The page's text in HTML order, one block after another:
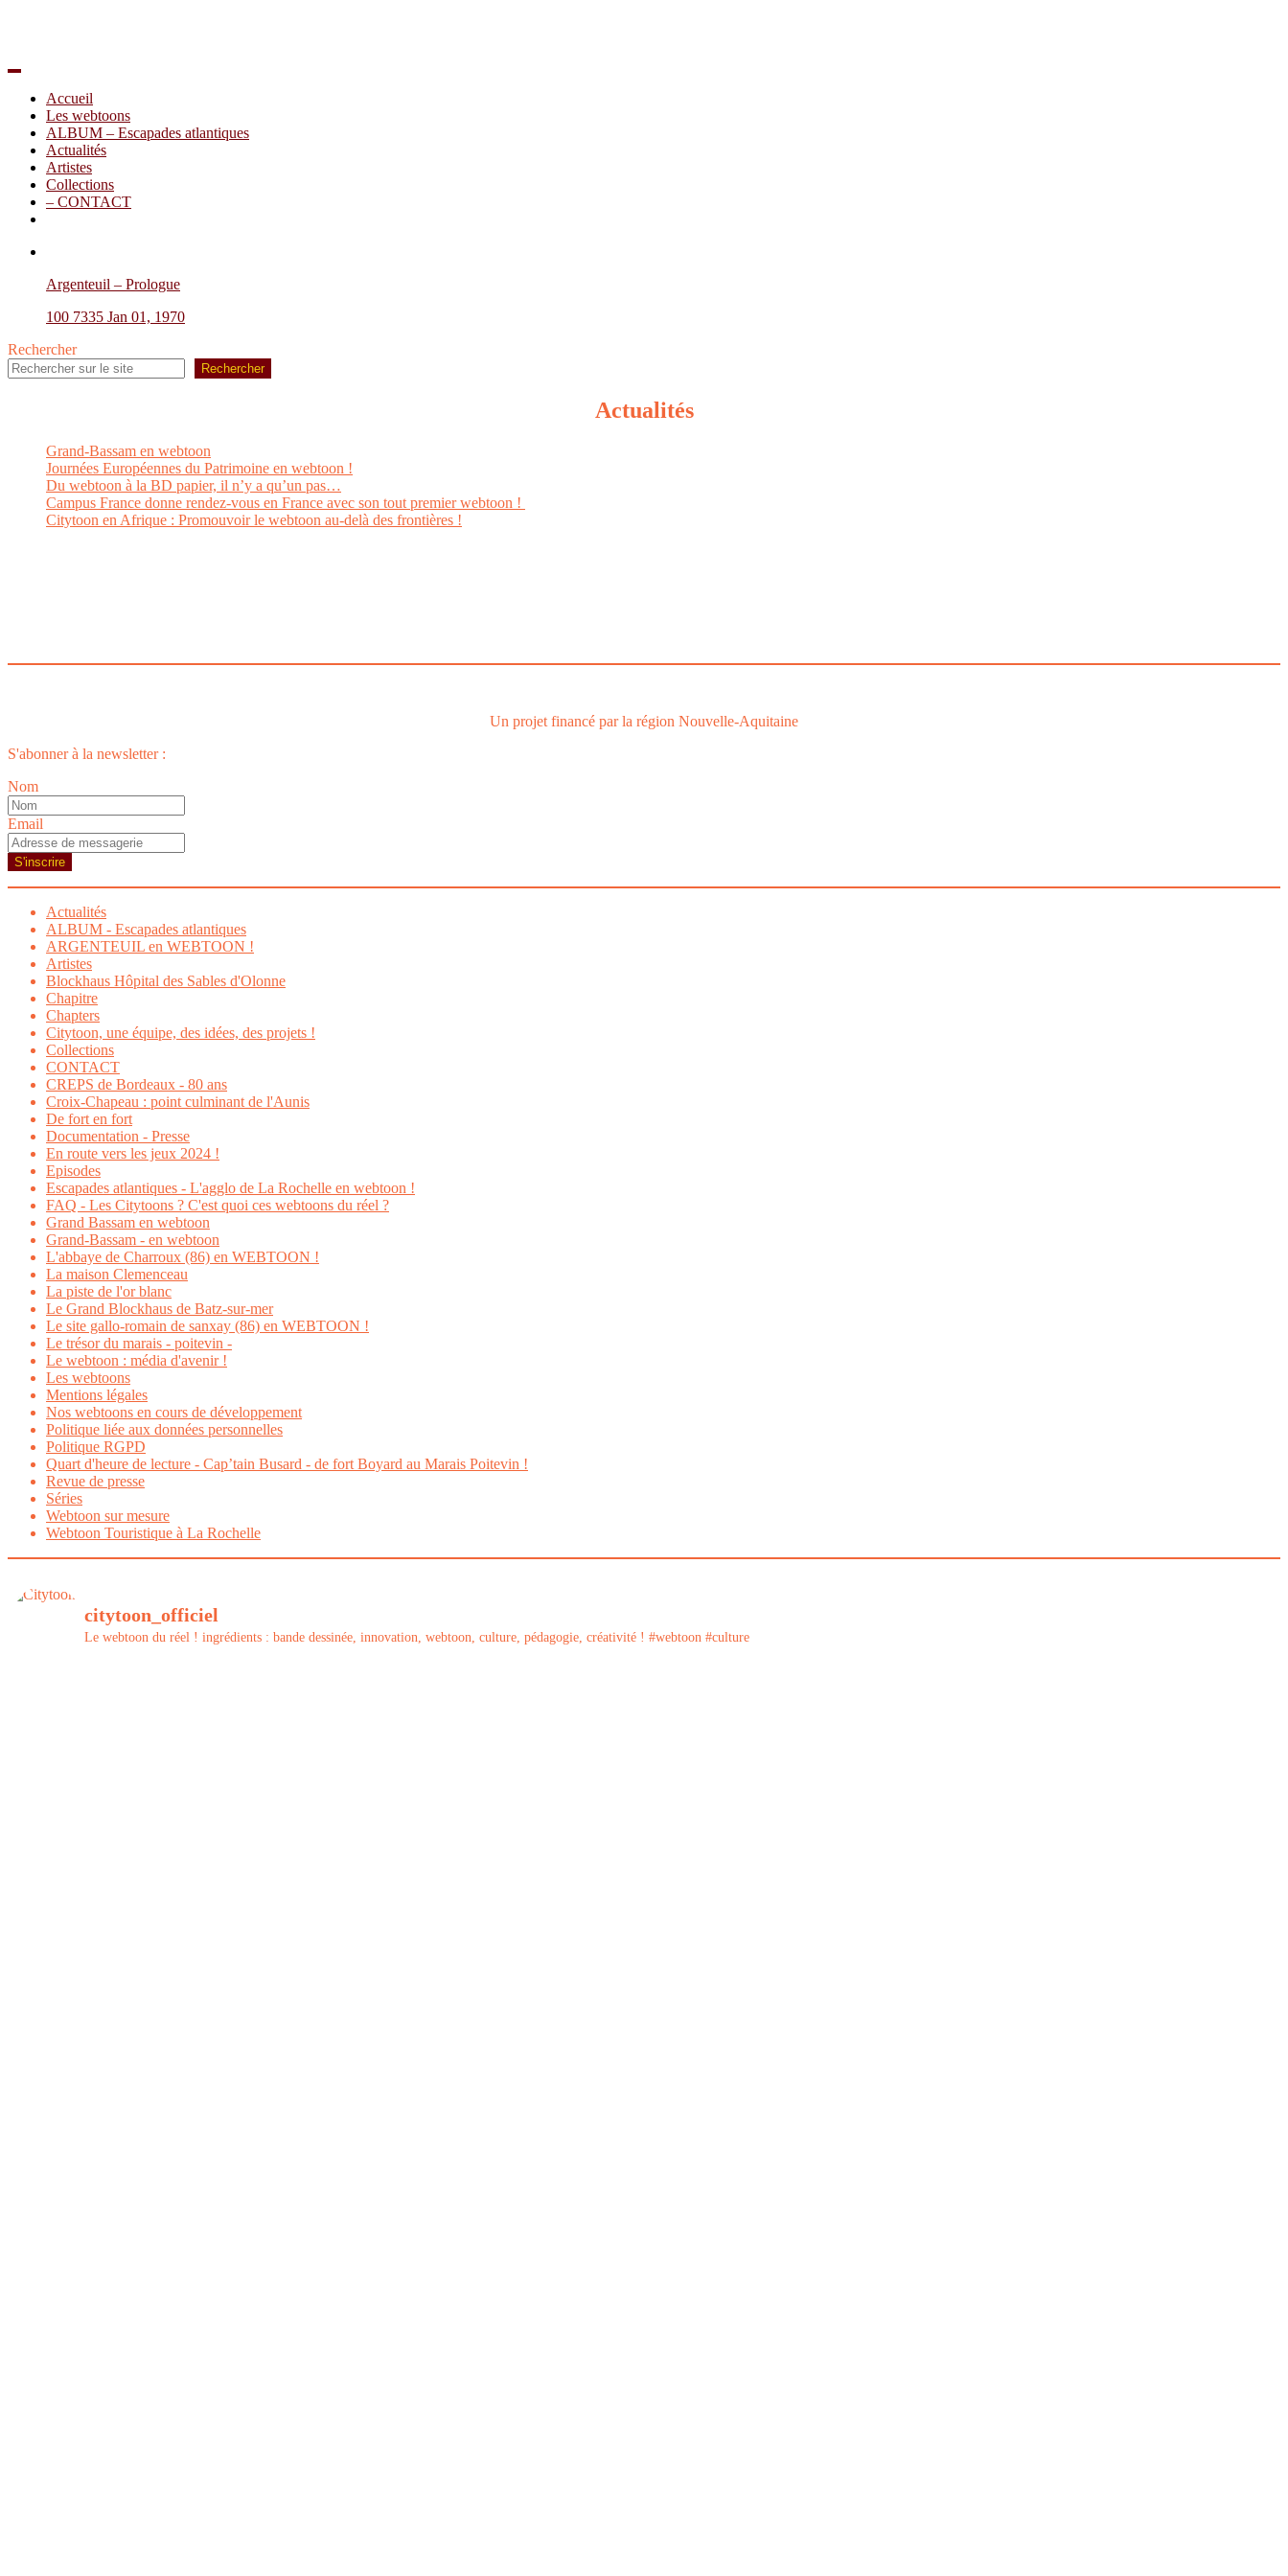
Accueil
Les webtoons
ALBUM – Escapades atlantiques
Actualités
Artistes
Collections
– CONTACT
Argenteuil – Prologue
100 7335 Jan 01, 1970
Rechercher
Rechercher
Actualités
Grand-Bassam en webtoon
Journées Européennes du Patrimoine en webtoon !
Du webtoon à la BD papier, il n’y a qu’un pas…
Campus France donne rendez-vous en France avec son tout premier webtoon !
Citytoon en Afrique : Promouvoir le webtoon au-delà des frontières !
Un projet financé par la région Nouvelle-Aquitaine
S'abonner à la newsletter :
Nom
Email
S'inscrire
Actualités
ALBUM - Escapades atlantiques
ARGENTEUIL en WEBTOON !
Artistes
Blockhaus Hôpital des Sables d'Olonne
Chapitre
Chapters
Citytoon, une équipe, des idées, des projets !
Collections
CONTACT
CREPS de Bordeaux - 80 ans
Croix-Chapeau : point culminant de l'Aunis
De fort en fort
Documentation - Presse
En route vers les jeux 2024 !
Episodes
Escapades atlantiques - L'agglo de La Rochelle en webtoon !
FAQ - Les Citytoons ? C'est quoi ces webtoons du réel ?
Grand Bassam en webtoon
Grand-Bassam - en webtoon
L'abbaye de Charroux (86) en WEBTOON !
La maison Clemenceau
La piste de l'or blanc
Le Grand Blockhaus de Batz-sur-mer
Le site gallo-romain de sanxay (86) en WEBTOON !
Le trésor du marais - poitevin -
Le webtoon : média d'avenir !
Les webtoons
Mentions légales
Nos webtoons en cours de développement
Politique liée aux données personnelles
Politique RGPD
Quart d'heure de lecture - Cap’tain Busard - de fort Boyard au Marais Poitevin !
Revue de presse
Séries
Webtoon sur mesure
Webtoon Touristique à La Rochelle
citytoon_officiel
Le webtoon du réel ! ingrédients : bande dessinée, innovation, webtoon, culture, pédagogie, créativité ! #webtoon #culture